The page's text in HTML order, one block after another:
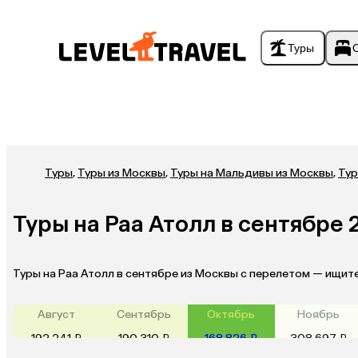
Туры
Туры, Туры из Москвы, Туры на Мальдивы из Москвы,
Туры на Раа Атолл в сентябре
Туры на Раа Атолл в сентябре из Москвы с перелетом —
Август
192 241 ₽
Сентябрь
190 310 ₽
Октябрь
168 826 ₽
Ноябрь
308 697 ₽